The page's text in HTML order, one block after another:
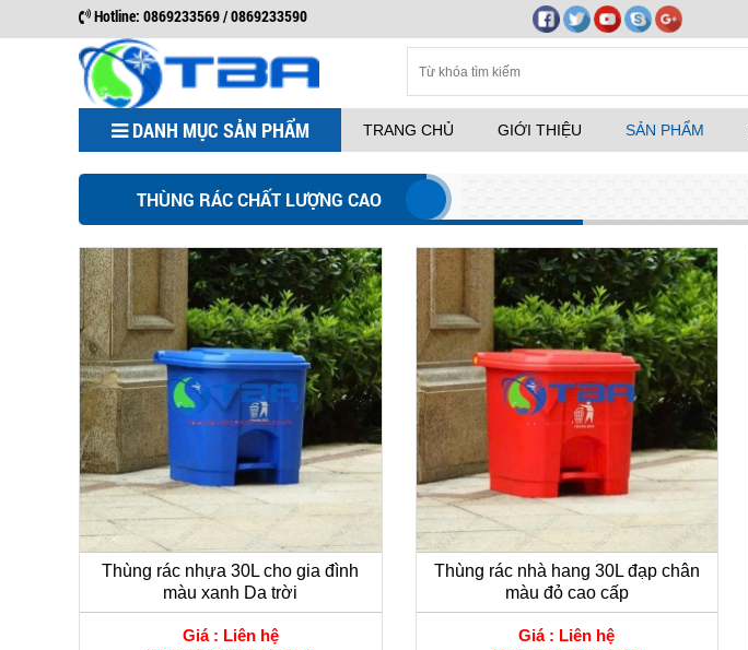
Hotline: 0869233569 / 0869233590
DANH MỤC SẢN PHẨM TRANG CHỦ GIỚI THIỆU SẢN PHẨM
THÙNG RÁC CHẤT LƯỢNG CAO
Thùng rác nhựa 30L cho gia đình
màu xanh Da trời
Giá : Liên hệ
Thùng rác nhà hang 30L đạp chân
màu đỏ cao cấp
Giá : Liên hệ